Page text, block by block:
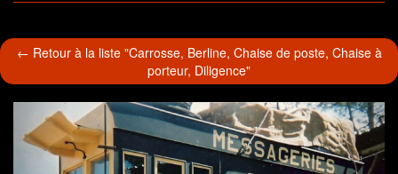
← Retour à la liste "Carrosse, Berline, Chaise de poste, Chaise à
porteur, Diligence"